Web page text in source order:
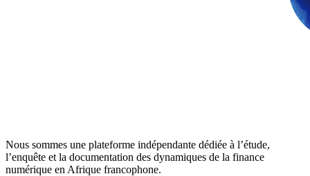
Nous sommes une plateforme indépendante dédiée à l’étude,
l’enquête et la documentation des dynamiques de la finance
numérique en Afrique francophone.